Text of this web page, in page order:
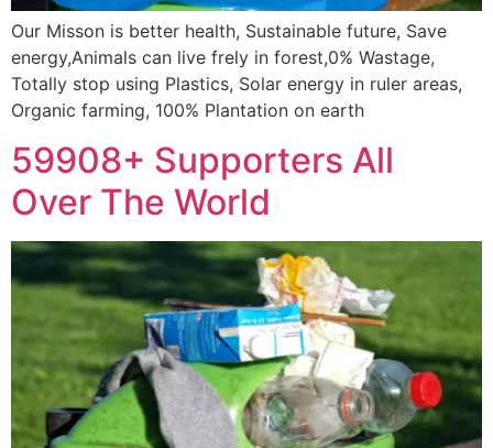
Our Misson is better health, Sustainable future, Save
energy,Animals can live frely in forest,0% Wastage,
Totally stop using Plastics, Solar energy in ruler areas,
Organic farming, 100% Plantation on earth
59908+ Supporters All
Over The World